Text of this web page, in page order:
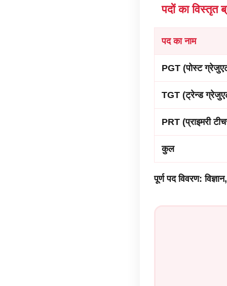
पदों का विस्तृत
पद का नाम
PGT (पोस्ट
TGT (ट्रेन्ड
PRT (प्राइमरी
कुल
पूर्ण पद विवरण: